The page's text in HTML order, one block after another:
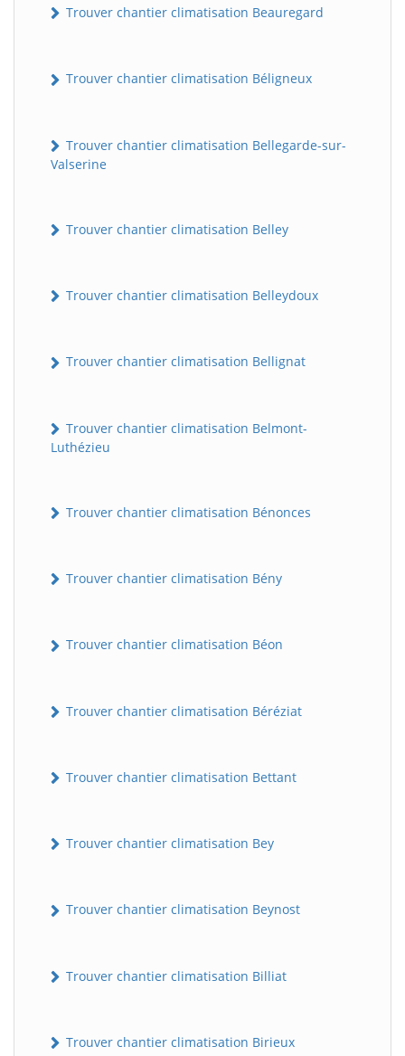
Trouver chantier climatisation Beauregard
Trouver chantier climatisation Béligneux
Trouver chantier climatisation Bellegarde-sur-
Valserine
Trouver chantier climatisation Belley
Trouver chantier climatisation Belleydoux
Trouver chantier climatisation Bellignat
Trouver chantier climatisation Belmont-
Luthézieu
Trouver chantier climatisation Bénonces
Trouver chantier climatisation Bény
Trouver chantier climatisation Béon
Trouver chantier climatisation Béréziat
Trouver chantier climatisation Bettant
Trouver chantier climatisation Bey
Trouver chantier climatisation Beynost
Trouver chantier climatisation Billiat
Trouver chantier climatisation Birieux